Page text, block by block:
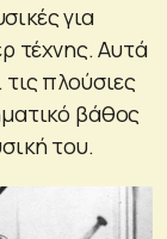
για
τέχνης. Αυτά
πλούσιες
βάθος
του.